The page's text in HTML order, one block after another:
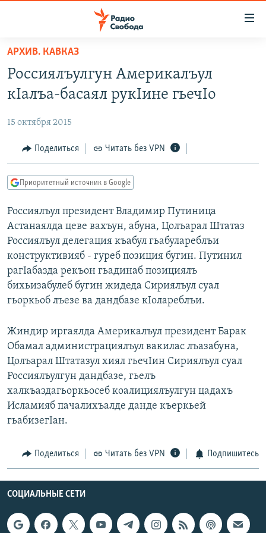
упрощенного
доступа
Вернуться
основному
Вернутся
главной
навигации
Вернутся
поиску
ПОДКАСТЫ
АВТОРСКИЕ ПРОЕКТЫ
ЦИТАТЫ СВОБОДЫ
МНЕНИЯ
IDEL.РЕАЛИИ
КАВКАЗ.РЕАЛИИ
СЕВЕР.РЕАЛИИ
СИБИРЬ.РЕАЛИИ
РАСПИСАНИЕ ВЕЩАНИЯ
ПОДПИШИТЕСЬ НА РАССЫЛКУ
СОЦИАЛЬНЫЕ СЕТИ
Все сайты РСЕ/РС
АРХИВ. КАВКАЗ
Россиялъулгун Америкалъул
кIалъа-басаял рукIине гьечIо
15 октября 2015
Поделиться Читать без VPN
Приоритетный источник в Google
Россиялъул президент Владимир Путиница
Астанаялда цеве вахъун, абуна, Цолъарал Штатаз
Россиялъул делегация къабул гьабулареблъи
конструктивияб - гуреб позиция бугин. Путинил
рагIабазда рекъон гьадинаб позициялъ
бихьизабулеб бугин жидеда Сириялъул суал
гьоркьоб лъезе ва дандбазе кIолареблъи.
Жиндир иргаялда Америкалъул президент Барак
Обамал администрациялъул вакилас лъазабуна,
Цолъарал Штатазул хиял гьечIин Сириялъул суал
Россиялъулгун дандбазе, гьелъ
халкъаздагьоркьосеб коалициялъулгун цадахъ
Исламияб пачалихъалде данде къеркьей
гьабизегIан.
Поделиться Читать без VPN Подпишитесь
СОЦИАЛЬНЫЕ СЕТИ